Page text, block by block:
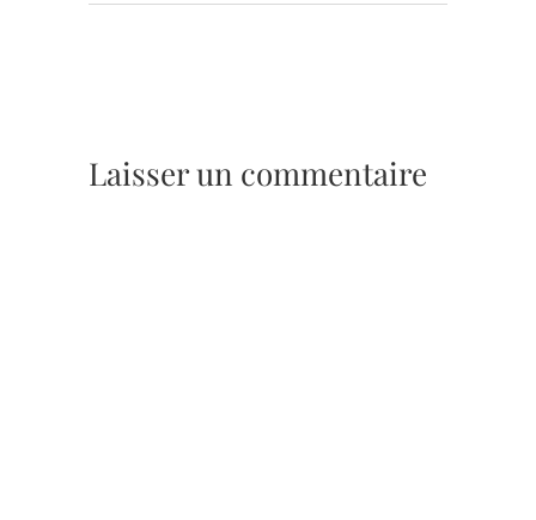
Laisser un commentaire